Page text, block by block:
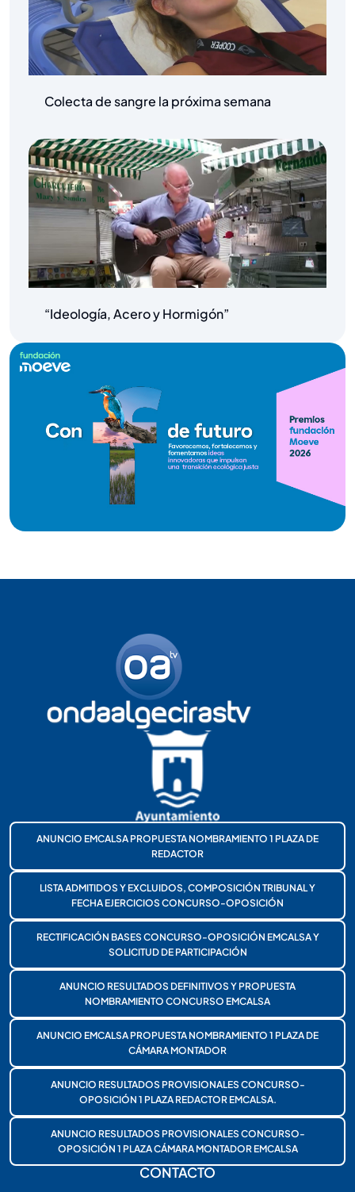
Colecta de sangre la próxima semana
“Ideología, Acero y Hormigón”
ANUNCIO EMCALSA PROPUESTA NOMBRAMIENTO 1 PLAZA DE
REDACTOR
LISTA ADMITIDOS Y EXCLUIDOS, COMPOSICIÓN TRIBUNAL Y
FECHA EJERCICIOS CONCURSO-OPOSICIÓN
RECTIFICACIÓN BASES CONCURSO-OPOSICIÓN EMCALSA Y
SOLICITUD DE PARTICIPACIÓN
ANUNCIO RESULTADOS DEFINITIVOS Y PROPUESTA
NOMBRAMIENTO CONCURSO EMCALSA
ANUNCIO EMCALSA PROPUESTA NOMBRAMIENTO 1 PLAZA DE
CÁMARA MONTADOR
ANUNCIO RESULTADOS PROVISIONALES CONCURSO-
OPOSICIÓN 1 PLAZA REDACTOR EMCALSA.
ANUNCIO RESULTADOS PROVISIONALES CONCURSO-
OPOSICIÓN 1 PLAZA CÁMARA MONTADOR EMCALSA
CONTACTO